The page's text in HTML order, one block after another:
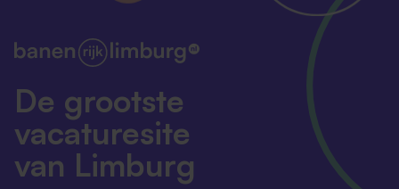
De grootste
vacaturesite
van Limburg